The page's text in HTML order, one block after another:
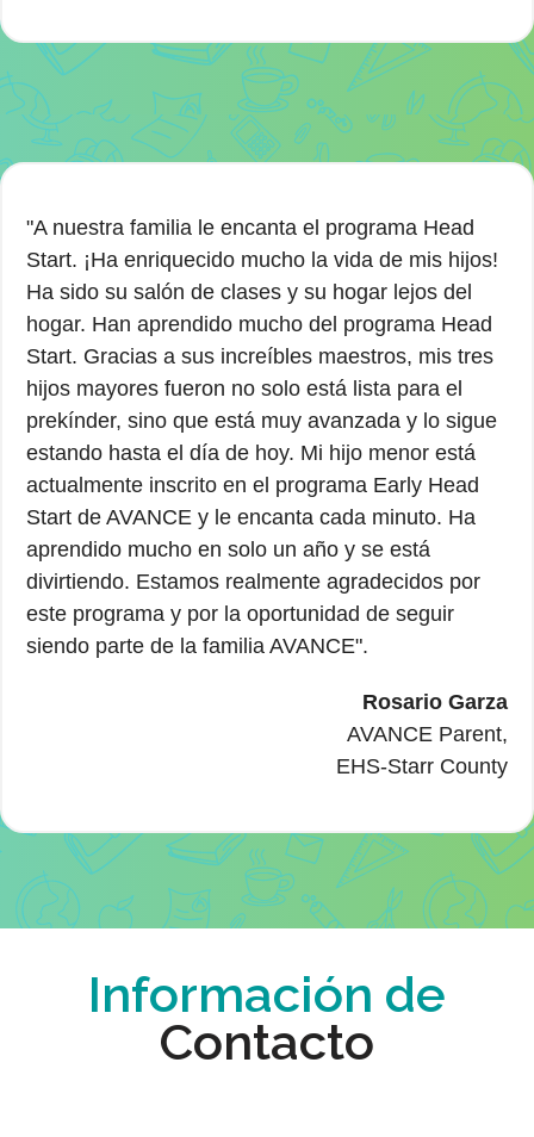
"A nuestra familia le encanta el programa Head
Start. ¡Ha enriquecido mucho la vida de mis hijos!
Ha sido su salón de clases y su hogar lejos del
hogar. Han aprendido mucho del programa Head
Start. Gracias a sus increíbles maestros, mis tres
hijos mayores fueron no solo está lista para el
prekínder, sino que está muy avanzada y lo sigue
estando hasta el día de hoy. Mi hijo menor está
actualmente inscrito en el programa Early Head
Start de AVANCE y le encanta cada minuto. Ha
aprendido mucho en solo un año y se está
divirtiendo. Estamos realmente agradecidos por
este programa y por la oportunidad de seguir
siendo parte de la familia AVANCE".
Rosario Garza
AVANCE Parent,
EHS-Starr County
Información de
Contacto